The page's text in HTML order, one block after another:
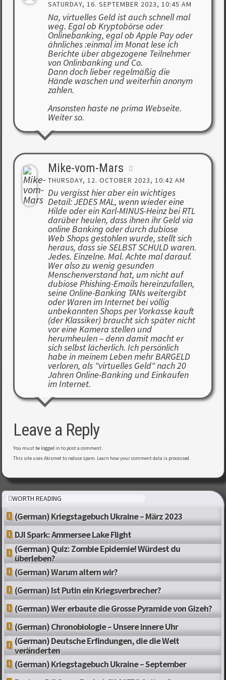
SATURDAY, 16. SEPTEMBER 2023, 10:45 AM
Na, virtuelles Geld ist auch schnell mal
weg. Egal ob Kryptobörse oder
Onlinebanking, egal ob Apple Pay oder
ähnliches :einmal im Monat lese ich
Berichte über abgezogene Teilnehmer
von Onlinbanking und Co.
Dann doch lieber regelmäßig die
Hände waschen und weiterhin anonym
zahlen.
Ansonsten haste ne prima Webseite.
Weiter so.
Mike-vom-Mars
THURSDAY, 12. OCTOBER 2023, 10:42 AM
Du vergisst hier aber ein wichtiges
Detail: JEDES MAL, wenn wieder eine
Hilde oder ein Karl-MINUS-Heinz bei RTL
darüber heulen, dass ihnen ihr Geld via
online Banking oder durch dubiose
Web Shops gestohlen wurde, stellt sich
heraus, dass sie SELBST SCHULD waren.
Jedes. Einzelne. Mal. Achte mal darauf.
Wer also zu wenig gesunden
Menschenverstand hat, um nicht auf
dubiose Phishing-Emails hereinzufallen,
seine Online-Banking TANs weitergibt
oder Waren im Internet bei völlig
unbekannten Shops per Vorkasse kauft
(der Klassiker) braucht sich später nicht
vor eine Kamera stellen und
herumheulen – denn damit macht er
sich selbst lächerlich. Ich persönlich
habe in meinem Leben mehr BARGELD
verloren, als "virtuelles Geld" nach 20
Jahren Online-Banking und Einkaufen
im Internet.
Leave a Reply
You must be logged in to post a comment.
This site uses Akismet to reduce spam. Learn how your comment data is processed.
WORTH READING
(German) Kriegstagebuch Ukraine – März 2023
DJI Spark: Ammersee Lake Flight
(German) Quiz: Zombie Epidemie! Würdest du
überleben?
(German) Warum altern wir?
(German) Ist Putin ein Kriegsverbrecher?
(German) Wer erbaute die Grosse Pyramide von Gizeh?
(German) Chronobiologie – Unsere innere Uhr
(German) Deutsche Erfindungen, die die Welt
veränderten
(German) Kriegstagebuch Ukraine – September